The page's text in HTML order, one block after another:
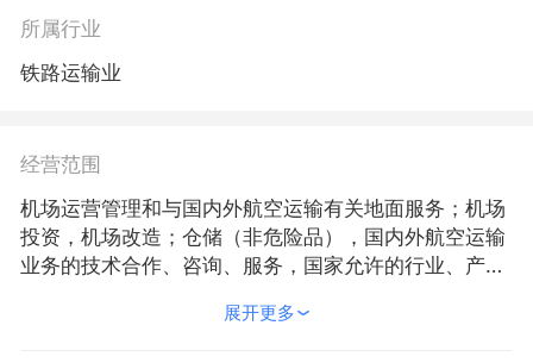
所属行业
铁路运输业
经营范围
机场运营管理和与国内外航空运输有关地面服务；机场
投资，机场改造；仓储（非危险品），国内外航空运输
业务的技术合作、咨询、服务，国家允许的行业、产业
展开更多